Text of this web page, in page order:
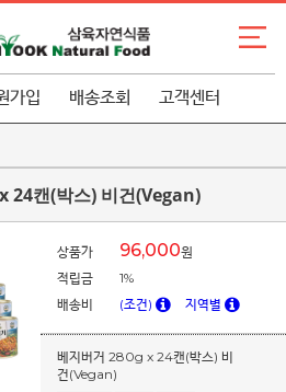
가입 배송조회 고객센터
24캔(박스) 비건(Vegan)
상품가 96,000원
적립금
1%
배송비
(조건) 지역별
베지버거 280g x 24캔(박스) 비
건(Vegan)